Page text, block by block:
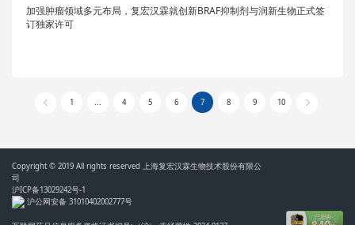
加强肿瘤领域多元布局，复宏汉霖就创新BRAF抑制剂与润新生物正式签
订独家许可
1 ... 4 5 6 7 8 9 10
Copyright © 2019 All rights reserved 上海复宏汉霖生物技术股份有限公
司
沪ICP备13029242号-1
沪公网安备 31010402002777号